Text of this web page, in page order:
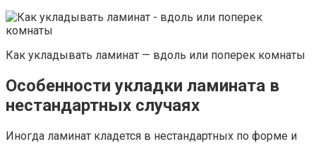
Как укладывать ламинат — вдоль или поперек комнаты
Особенности укладки ламината в
нестандартных случаях
Иногда ламинат кладется в нестандартных по форме и